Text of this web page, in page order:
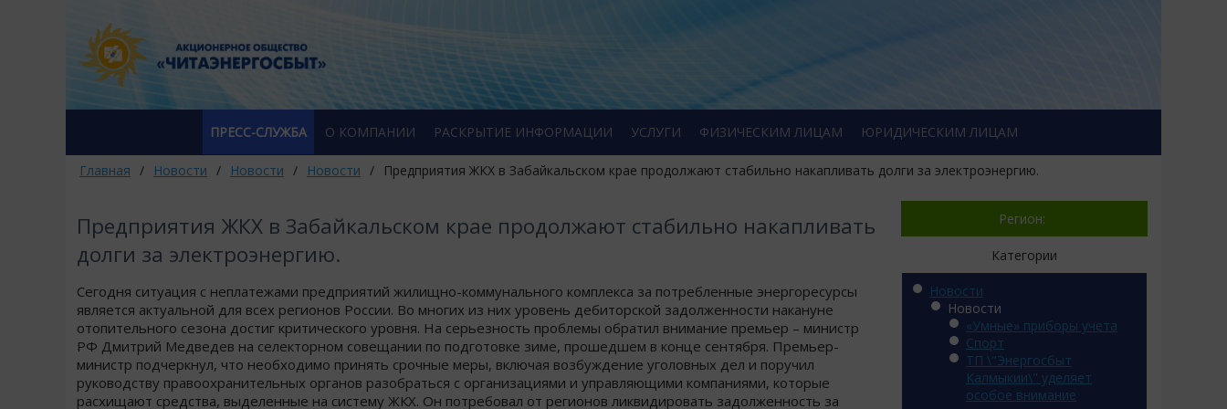
ПРЕСС-СЛУЖБА О КОМПАНИИ РАСКРЫТИЕ ИНФОРМАЦИИ УСЛУГИ ФИЗИЧЕСКИМ ЛИЦАМ ЮРИДИЧЕСКИМ ЛИЦАМ
Главная / Новости / Новости / Новости / Предприятия ЖКХ в Забайкальском крае продолжают стабильно накапливать долги за электроэнергию.
Предприятия ЖКХ в Забайкальском крае продолжают стабильно накапливать
долги за электроэнергию.
Сегодня ситуация с неплатежами предприятий жилищно-коммунального комплекса за потребленные энергоресурсы
является актуальной для всех регионов России. Во многих из них уровень дебиторской задолженности накануне
отопительного сезона достиг критического уровня. На серьезность проблемы обратил внимание премьер – министр
РФ Дмитрий Медведев на селекторном совещании по подготовке зиме, прошедшем в конце сентября. Премьер-
министр подчеркнул, что необходимо принять срочные меры, включая возбуждение уголовных дел и поручил
руководству правоохранительных органов разобраться с организациями и управляющими компаниями, которые
расхищают средства, выделенные на систему ЖКХ. Он потребовал от регионов ликвидировать задолженность за
Регион:
Категории
Новости
Новости
«Умные» приборы учета
Спорт
ТП \"Энергосбыт
Калмыкии\" уделяет
особое внимание